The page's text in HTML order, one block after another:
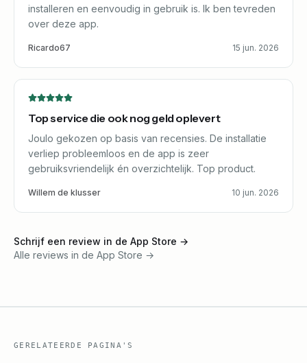
installeren en eenvoudig in gebruik is. Ik ben tevreden
over deze app.
Ricardo67 15 jun. 2026
Top service die ook nog geld oplevert
Joulo gekozen op basis van recensies. De installatie
verliep probleemloos en de app is zeer
gebruiksvriendelijk én overzichtelijk. Top product.
Willem de klusser 10 jun. 2026
Schrijf een review in de App Store →
Alle reviews in de App Store →
GERELATEERDE PAGINA'S